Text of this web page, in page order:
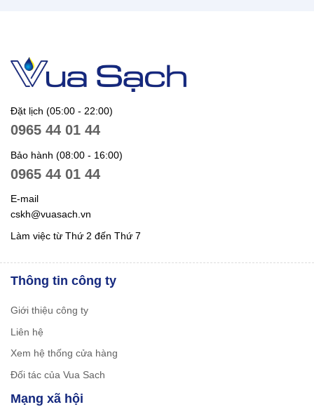
Đặt lịch (05:00 - 22:00)
0965 44 01 44
Bảo hành (08:00 - 16:00)
0965 44 01 44
E-mail
cskh@vuasach.vn
Làm việc từ Thứ 2 đến Thứ 7
Thông tin công ty
Giới thiệu công ty
Liên hệ
Xem hệ thống cửa hàng
Đối tác của Vua Sach
Mạng xã hội